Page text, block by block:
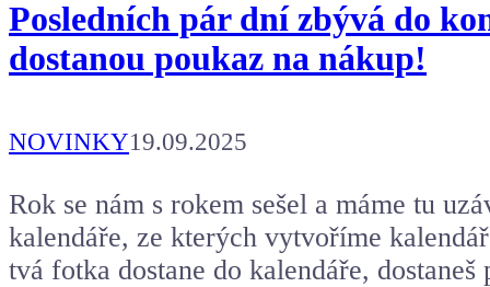
Posledních pár dní zbývá do
dostanou poukaz na nákup!
NOVINKY19.09.2025
Rok se nám s rokem sešel a máme tu
kalendáře, ze kterých vytvoříme
tvá fotka dostane do kalendáře,